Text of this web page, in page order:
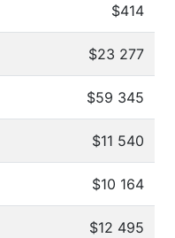
$414
$23 277
$59 345
$11 540
$10 164
$12 495